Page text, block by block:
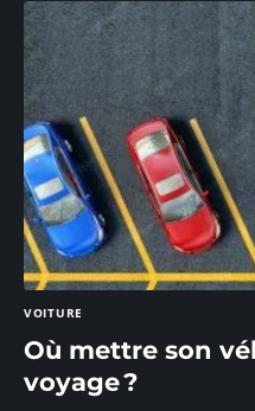
VOITURE
Où mettre son
voyage ?